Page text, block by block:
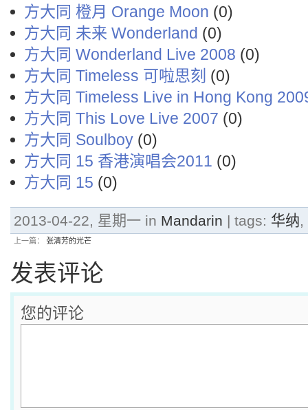
方大同 橙月 Orange Moon (0)
方大同 未来 Wonderland (0)
方大同 Wonderland Live 2008 (0)
方大同 Timeless 可啦思刻 (0)
方大同 Timeless Live in Hong Kong
方大同 This Love Live 2007 (0)
方大同 Soulboy (0)
方大同 15 香港演唱会2011 (0)
方大同 15 (0)
2013-04-22, 星期一 in Mandarin | tags: 华纳,
上一篇： 张清芳的光芒
发表评论
您的评论